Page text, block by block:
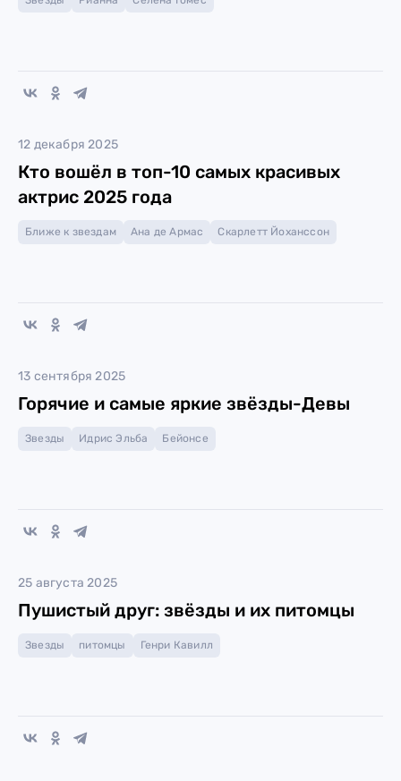
12 декабря 2025
Кто вошёл в топ-10 самых красивых
актрис 2025 года
Ближе к звездам Ана де Армас Скарлетт Йоханссон
13 сентября 2025
Горячие и самые яркие звёзды-Девы
Звезды Идрис Эльба Бейонсе
25 августа 2025
Пушистый друг: звёзды и их питомцы
Звезды питомцы Генри Кавилл